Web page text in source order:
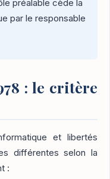
préalable cède la
par le responsable
: le critère
et libertés
différentes selon la
: